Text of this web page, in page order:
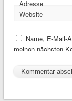
Adresse
Website
Name, E-Mail-
meinen nächsten